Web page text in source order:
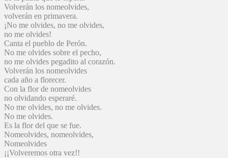
Volverán los nomeolvides,
volverán en primavera.
¡No me olvides, no me olvides,
no me olvides!
Canta el pueblo de Perón.
No me olvides sobre el pecho,
no me olvides pegadito al corazón.
Volverán los nomeolvides
cada año a florecer.
Con la flor de nomeolvides
no olvidando esperaré.
No me olvides, no me olvides.
No me olvides.
Es la flor del que se fue.
Nomeolvides, nomeolvides,
Nomeolvides
¡¡Volveremos otra vez!!